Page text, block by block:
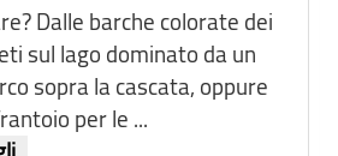
Dalle barche colorate dei
sul lago dominato da un
sopra la cascata, oppure
per le ...